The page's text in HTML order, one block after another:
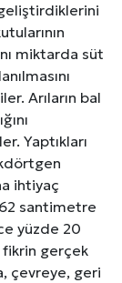
miktarda süt
Arıların bal
Yaptıkları
ihtiyaç
santimetre
yüzde 20
gerçek
çevreye, geri